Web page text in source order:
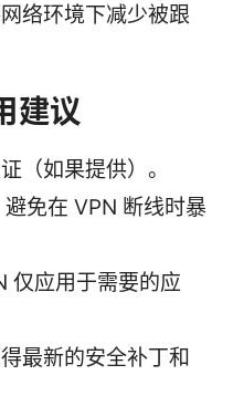
络环境下减少被跟
建议
（如果提供）。
免在 VPN 断线时暴
仅应用于需要的应
最新的安全补丁和